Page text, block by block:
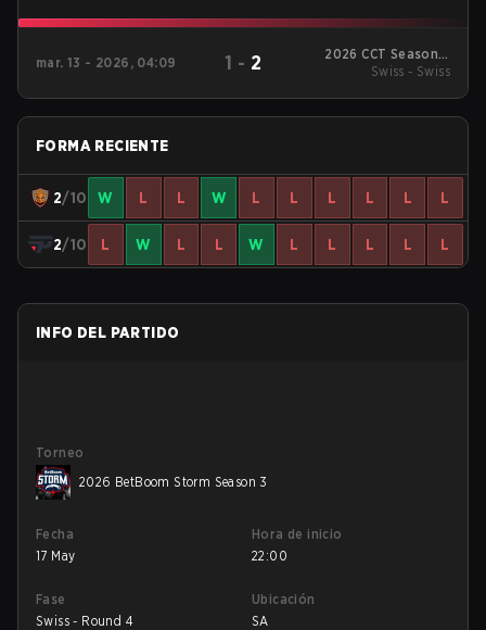
mar. 13 - 2026, 04:09 1 - 2
2026 CCT Season 3
South American
Swiss - Swiss
FORMA RECIENTE
2/10 W L L W L L L L L L
2/10 L W L L W L L L L L
INFO DEL PARTIDO
Torneo
2026 BetBoom Storm Season 3
Fecha
17 May
Hora de inicio
22:00
Fase
Swiss - Round 4
Ubicación
SA